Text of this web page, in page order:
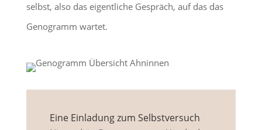
selbst, also das eigentliche Gespräch, auf das das
Genogramm wartet.
Eine Einladung zum Selbstversuch